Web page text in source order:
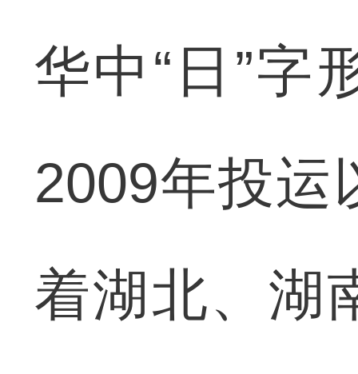
华中“日”字
2009年投运
着湖北、湖